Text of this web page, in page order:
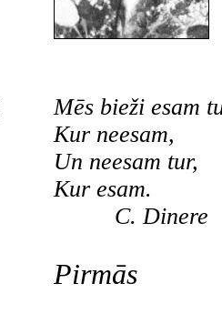
Mēs bieži esam
Kur neesam,
Un neesam tur,
Kur esam.
C. Dinere
Pirmās